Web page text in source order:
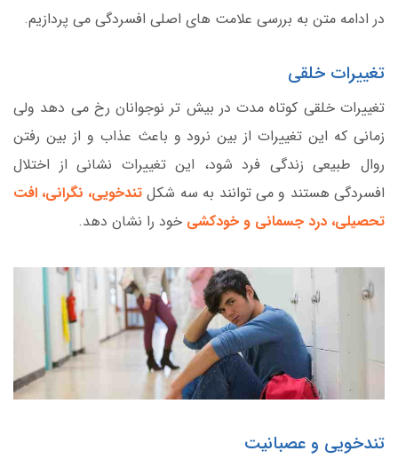
در ادامه متن به بررسی علامت های اصلی افسردگی می پردازیم.
تغییرات خلقی
تغییرات خلقی کوتاه مدت در بیش تر نوجوانان رخ می دهد ولی
زمانی که این تغییرات از بین نرود و باعث عذاب و از بین رفتن
روال طبیعی زندگی فرد شود، این تغییرات نشانی از اختلال
افسردگی هستند و می توانند به سه شکل تندخویی، نگرانی، افت
تحصیلی، درد جسمانی و خودکشی خود را نشان دهد.
تندخویی و عصبانیت